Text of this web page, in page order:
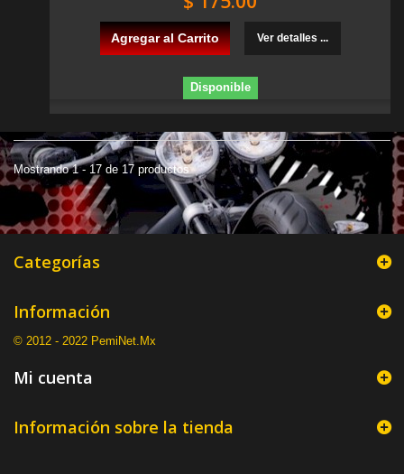
Agregar al Carrito Ver detalles ...
Disponible
Mostrando 1 - 17 de 17 productos
Categorías
Información
© 2012 - 2022 PemiNet.Mx
Mi cuenta
Información sobre la tienda